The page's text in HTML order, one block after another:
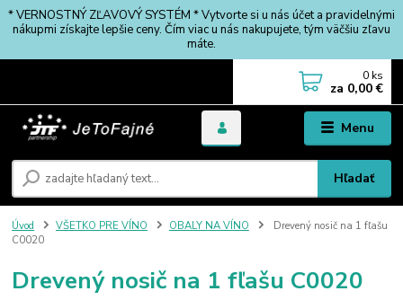
* VERNOSTNÝ ZĽAVOVÝ SYSTÉM * Vytvorte si u nás účet a pravidelnými
nákupmi získajte lepšie ceny. Čím viac u nás nakupujete, tým väčšiu zľavu
máte.
Menu
Hľadať
0 ks
za 0,00 €
Úvod VŠETKO PRE VÍNO OBALY NA VÍNO
Drevený nosič na 1 fľašu
C0020
Drevený nosič na 1 fľašu C0020